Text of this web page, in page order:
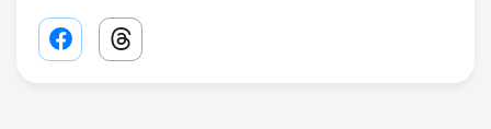
Facebook share link
Threads share link